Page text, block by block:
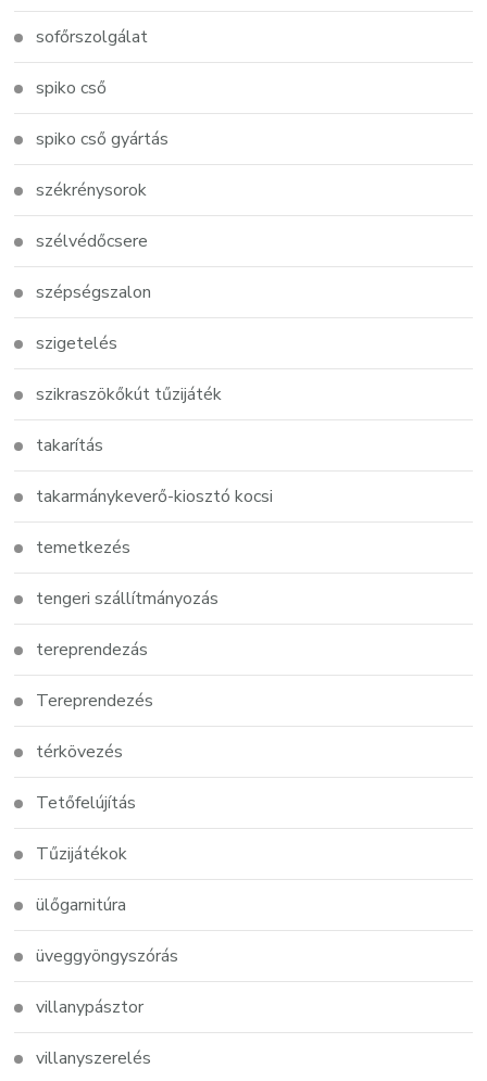
sofőrszolgálat
spiko cső
spiko cső gyártás
székrénysorok
szélvédőcsere
szépségszalon
szigetelés
szikraszökőkút tűzijáték
takarítás
takarmánykeverő-kiosztó kocsi
temetkezés
tengeri szállítmányozás
tereprendezás
Tereprendezés
térkövezés
Tetőfelújítás
Tűzijátékok
ülőgarnitúra
üveggyöngyszórás
villanypásztor
villanyszerelés